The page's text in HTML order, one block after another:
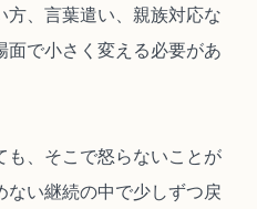
、言葉遣い、親族対応な
面で小さく変える必要があ
も、そこで怒らないことが
ない継続の中で少しずつ戻